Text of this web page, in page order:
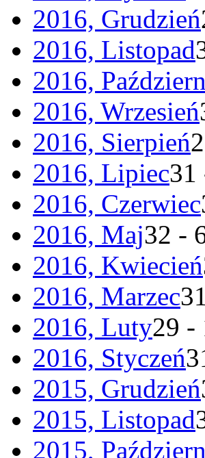
2016, Grudzień
2016, Listopad
2016,
2016, Wrzesień
2016, Sierpień
2016, Lipiec31
2016, Czerwiec
2016, Maj32 -
2016, Kwiecień
2016, Marzec
2016, Luty29 -
2016, Styczeń
2015, Grudzień
2015, Listopad
2015,